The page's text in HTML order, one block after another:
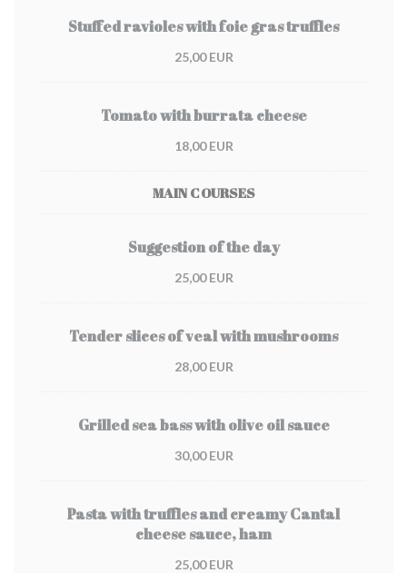
Stuffed ravioles with foie gras truffles
25,00 EUR
Tomato with burrata cheese
18,00 EUR
MAIN COURSES
Suggestion of the day
25,00 EUR
Tender slices of veal with mushrooms
28,00 EUR
Grilled sea bass with olive oil sauce
30,00 EUR
Pasta with truffles and creamy Cantal
cheese sauce, ham
25,00 EUR